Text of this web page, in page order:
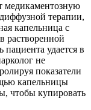
медикаментозную
терапии,
капельница с
растворенной
пациента удается в
не
показатели
капельницы
чтобы купировать